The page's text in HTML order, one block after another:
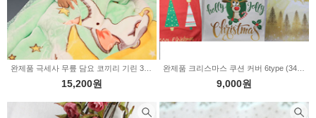
15,200원 9,000원